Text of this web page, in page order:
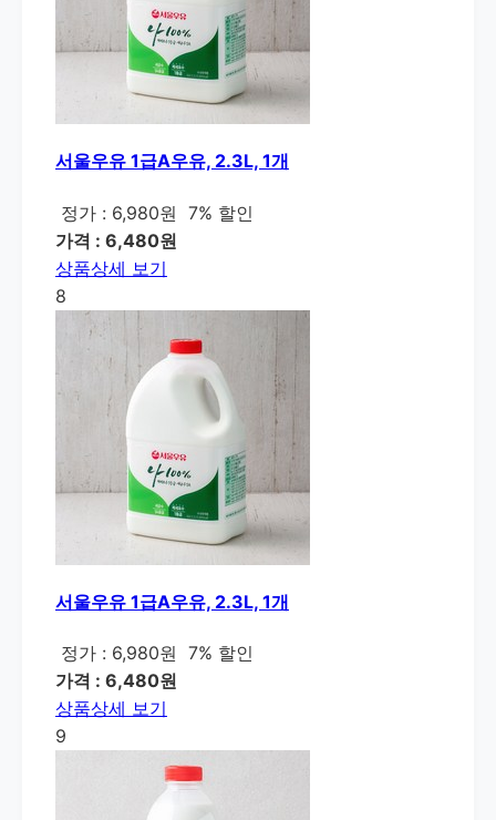
서울우유 1급A우유, 2.3L, 1개
정가 : 6,980원 7% 할인
가격 : 6,480원
상품상세 보기
8
서울우유 1급A우유, 2.3L, 1개
정가 : 6,980원 7% 할인
가격 : 6,480원
상품상세 보기
9